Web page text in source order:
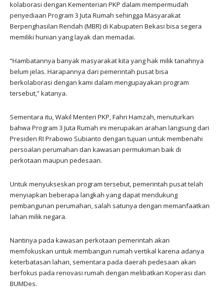
kolaborasi dengan Kementerian PKP dalam mempermudah
penyediaan Program 3 Juta Rumah sehingga Masyarakat
Berpenghasilan Rendah (MBR) di Kabupaten Bekasi bisa segera
memiliki hunian yang layak dan memadai.
“Hambatannya banyak masyarakat kita yang hak milik tanahnya
belum jelas. Harapannya dari pemerintah pusat bisa
berkolaborasi dengan kami dalam mengupayakan program
tersebut,” katanya.
Sementara itu, Wakil Menteri PKP, Fahri Hamzah, menuturkan
bahwa Program 3 Juta Rumah ini merupakan arahan langsung dari
Presiden RI Prabowo Subianto dengan tujuan untuk membenahi
persoalan perumahan dan kawasan permukiman baik di
perkotaan maupun pedesaan.
Untuk menyukseskan program tersebut, pemerintah pusat telah
menyiapkan beberapa langkah yang dapat mendukung
pembangunan perumahan, salah satunya dengan memanfaatkan
lahan milik negara.
Nantinya pada kawasan perkotaan pemerintah akan
memfokuskan untuk membangun rumah vertikal karena adanya
keterbatasan lahan, sementara pada daerah pedesaan akan
berfokus pada renovasi rumah dengan melibatkan Koperasi dan
BUMDes.